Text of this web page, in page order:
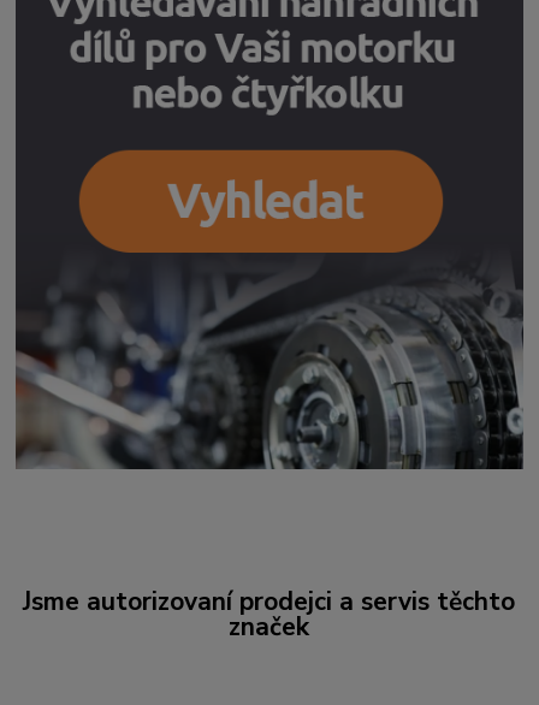
Jsme autorizovaní prodejci a servis těchto
značek